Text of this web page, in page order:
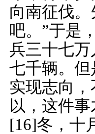
向南征伐
吧。”于是
兵三十七
七千辆。
实现志向
以，这件
[16]冬，十